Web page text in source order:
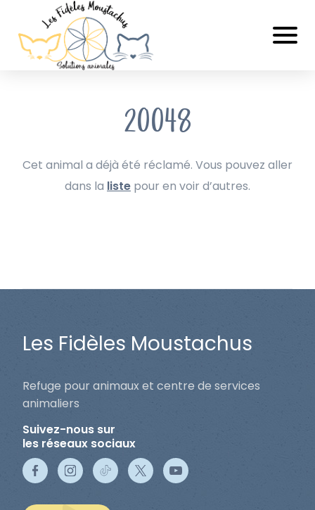
20048
Cet animal a déjà été réclamé. Vous pouvez aller
dans la liste pour en voir d’autres.
Les Fidèles Moustachus
Refuge pour animaux et centre de services
animaliers
Suivez-nous sur
les réseaux sociaux